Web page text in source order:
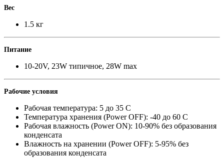
Вес
1.5 кг
Питание
10-20V, 23W типичное, 28W max
Рабочие условия
Рабочая температура: 5 до 35 C
Температура хранения (Power OFF): -40 до 60 C
Рабочая влажность (Power ON): 10-90% без образования
конденсата
Влажность на хранении (Power OFF): 5-95% без
образования конденсата